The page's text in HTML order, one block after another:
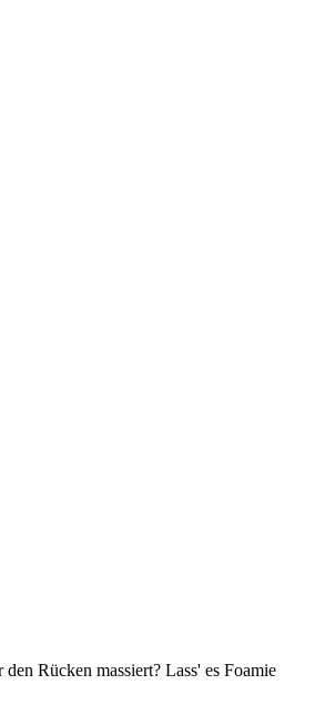
Rücken massiert? Lass' es Foamie